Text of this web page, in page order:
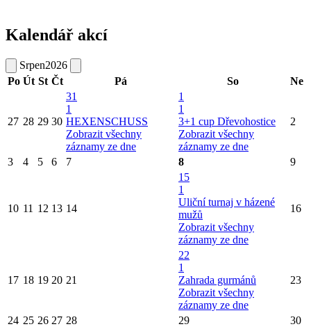
Kalendář akcí
Srpen2026
Po Út St Čt Pá So Ne
27 28 29 30
31
1
HEXENSCHUSS
Zobrazit všechny
záznamy ze dne
1
1
3+1 cup Dřevohostice
Zobrazit všechny
záznamy ze dne
2
3 4 5 6 7 8 9
10 11 12 13 14
15
1
Uliční turnaj v házené
mužů
Zobrazit všechny
záznamy ze dne
16
17 18 19 20 21
22
1
Zahrada gurmánů
Zobrazit všechny
záznamy ze dne
23
24 25 26 27 28 29 30